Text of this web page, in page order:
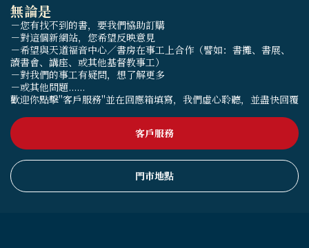
無論是
－您有找不到的書，要我們協助訂購
－對這個新網站，您希望反映意見
－希望與天道福音中心／書房在事工上合作（譬如：書攤、書展、
讀書會、講座、或其他基督教事工）
－對我們的事工有疑問，想了解更多
－或其他問題......
歡迎你點擊"客戶服務"並在回應箱填寫，我們虛心聆聽，並盡快回覆
客戶服務
門市地點